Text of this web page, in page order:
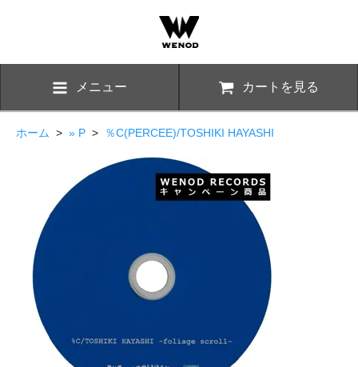
メニュー カートを見る
ホーム > » P > ％C(PERCEE)/TOSHIKI HAYASHI